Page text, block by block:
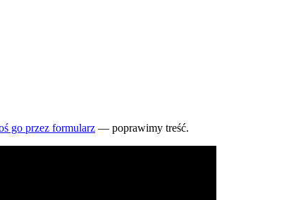
go przez formularz — poprawimy treść.